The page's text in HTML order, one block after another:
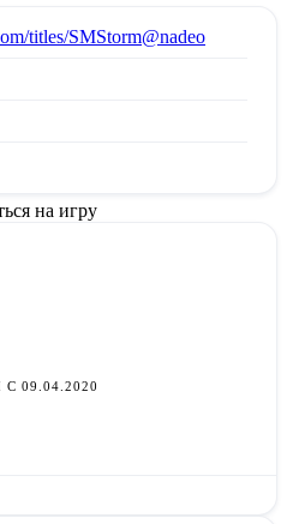
titles/SMStorm@nadeo
на игру
09.04.2020